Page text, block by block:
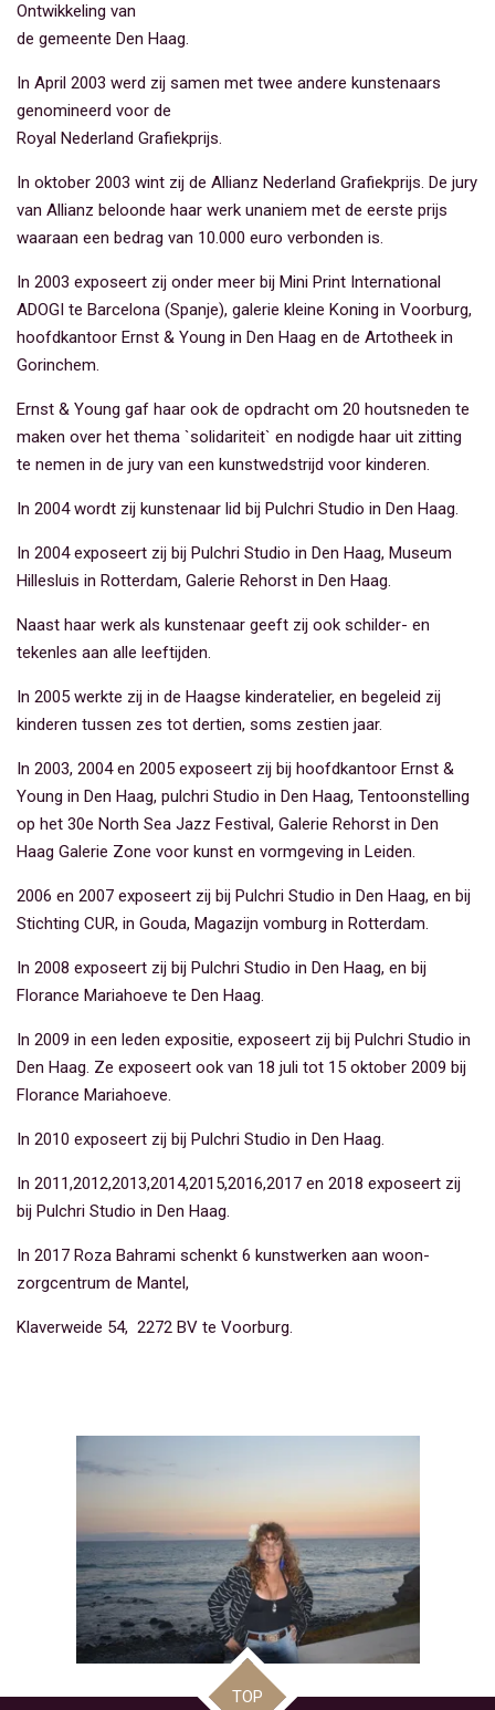
Ontwikkeling van
de gemeente Den Haag.
In April 2003 werd zij samen met twee andere kunstenaars
genomineerd voor de
Royal Nederland Grafiekprijs.
In oktober 2003 wint zij de Allianz Nederland Grafiekprijs. De jury
van Allianz beloonde haar werk unaniem met de eerste prijs
waaraan een bedrag van 10.000 euro verbonden is.
In 2003 exposeert zij onder meer bij Mini Print International
ADOGI te Barcelona (Spanje), galerie kleine Koning in Voorburg,
hoofdkantoor Ernst & Young in Den Haag en de Artotheek in
Gorinchem.
Ernst & Young gaf haar ook de opdracht om 20 houtsneden te
maken over het thema `solidariteit` en nodigde haar uit zitting
te nemen in de jury van een kunstwedstrijd voor kinderen.
In 2004 wordt zij kunstenaar lid bij Pulchri Studio in Den Haag.
In 2004 exposeert zij bij Pulchri Studio in Den Haag, Museum
Hillesluis in Rotterdam, Galerie Rehorst in Den Haag.
Naast haar werk als kunstenaar geeft zij ook schilder- en
tekenles aan alle leeftijden.
In 2005 werkte zij in de Haagse kinderatelier, en begeleid zij
kinderen tussen zes tot dertien, soms zestien jaar.
In 2003, 2004 en 2005 exposeert zij bij hoofdkantoor Ernst &
Young in Den Haag, pulchri Studio in Den Haag, Tentoonstelling
op het 30e North Sea Jazz Festival, Galerie Rehorst in Den
Haag Galerie Zone voor kunst en vormgeving in Leiden.
2006 en 2007 exposeert zij bij Pulchri Studio in Den Haag, en bij
Stichting CUR, in Gouda, Magazijn vomburg in Rotterdam.
In 2008 exposeert zij bij Pulchri Studio in Den Haag, en bij
Florance Mariahoeve te Den Haag.
In 2009 in een leden expositie, exposeert zij bij Pulchri Studio in
Den Haag. Ze exposeert ook van 18 juli tot 15 oktober 2009 bij
Florance Mariahoeve.
In 2010 exposeert zij bij Pulchri Studio in Den Haag.
In 2011,2012,2013,2014,2015,2016,2017 en 2018 exposeert zij
bij Pulchri Studio in Den Haag.
In 2017 Roza Bahrami schenkt 6 kunstwerken aan woon-
zorgcentrum de Mantel,
Klaverweide 54, 2272 BV te Voorburg.
TOP